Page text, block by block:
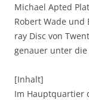
Michael Apted
Robert Wade
ray Disc von
genauer unter
[Inhalt]
Im Hauptquartier